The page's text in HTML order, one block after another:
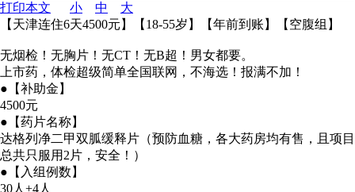
打印本文
小 中
大
【天津连住6天4500元】【18-55岁】【年前到账】【空腹组】
无烟检！无胸片！无CT！无B超！男女都要。
上市药，体检超级简单全国联网，不海选！报满不加！
●【补助金】
4500元
●【药片名称】
达格列净二甲双胍缓释片（预防血糖，各大药房均有售，且项目
总共只服用2片，安全！）
●【入组例数】
30人+4人